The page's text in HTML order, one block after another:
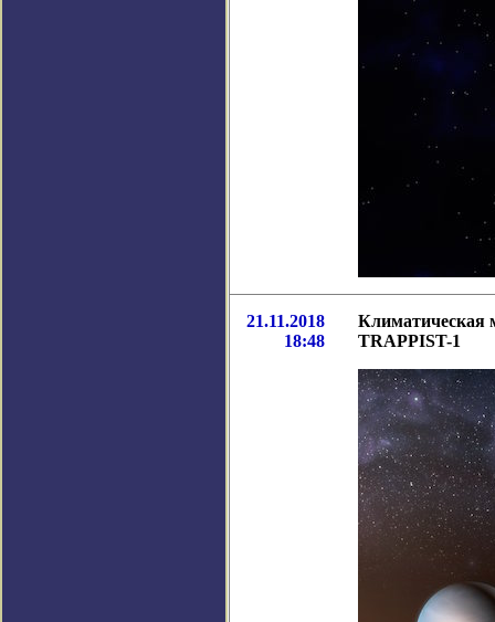
21.11.2018
18:48
Климатическая
TRAPPIST-1